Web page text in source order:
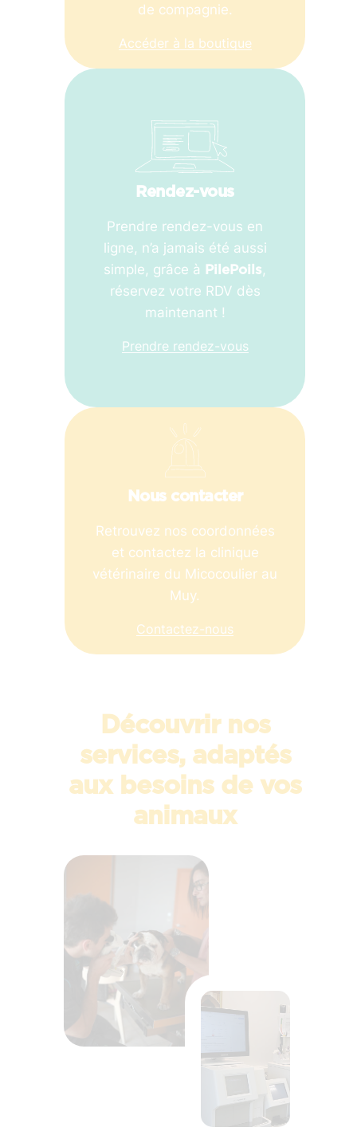
de compagnie.
Accéder à la boutique
Rendez-vous
Prendre rendez-vous en
ligne, n’a jamais été aussi
simple, grâce à
PilePoils,
réservez votre RDV dès
maintenant !
Prendre rendez-vous
Nous contacter
Retrouvez nos coordonnées
et contactez la clinique
vétérinaire du Micocoulier au
Muy.
Contactez-nous
Découvrir nos
services, adaptés
aux besoins de vos
animaux